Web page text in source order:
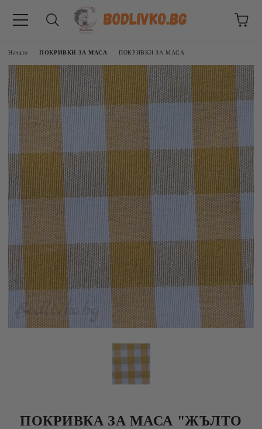
Начало ПОКРИВКИ ЗА МАСА ПОКРИВКИ ЗА МАСА
ПОКРИВКА ЗА МАСА "ЖЪЛТО